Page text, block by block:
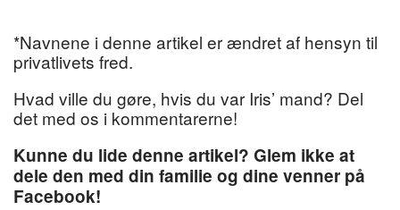
*Navnene i denne artikel er ændret af hensyn til
privatlivets fred.
Hvad ville du gøre, hvis du var Iris’ mand? Del
det med os i kommentarerne!
Kunne du lide denne artikel? Glem ikke at
dele den med din familie og dine venner på
Facebook!